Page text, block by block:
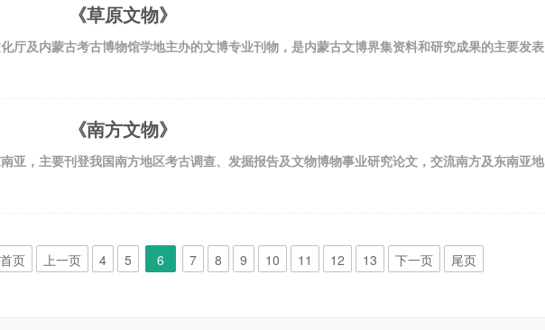
《草原文物》
厅及内蒙古考古博物馆学地主办的文博专业刊物，是内蒙古文博界集资料和研究成果的主要发表
《南方文物》
亚，主要刊登我国南方地区考古调查、发掘报告及文物博物事业研究论文，交流南方及东南亚地
首页 上一页 4 5 6 7 8 9 10 11 12 13 下一页 尾页